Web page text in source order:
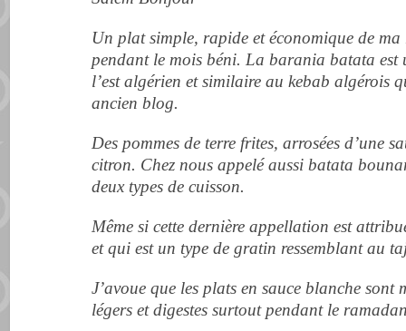
Un plat simple, rapide et économique de
pendant le mois béni. La barania batata est
l’est algérien et similaire au kebab algérois
ancien blog.
Des pommes de terre frites, arrosées d’une
citron. Chez nous appelé aussi batata
deux types de cuisson.
Même si cette dernière appellation est
et qui est un type de gratin ressemblant au
J’avoue que les plats en sauce blanche sont
légers et digestes surtout pendant le